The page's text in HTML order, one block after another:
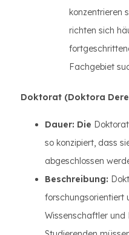
konzentrieren
richten sich
Fachgebiet
Doktorat (Doktora
Dauer: Die
so konzipiert, dass
abgeschlossen
Beschreibung:
forschungsorientiert
Wissenschaftler und